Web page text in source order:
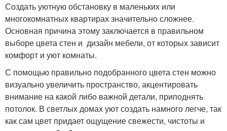
Создать уютную обстановку в маленьких или
многокомнатных квартирах значительно сложнее.
Основная причина этому заключается в правильном
выборе цвета стен и дизайн мебели, от которых зависит
комфорт и уют комнаты.
С помощью правильно подобранного цвета стен можно
визуально увеличить пространство, акцентировать
внимание на какой либо важной детали, приподнять
потолок. В светлых домах уют создать намного легче, так
как сам цвет придает ощущение свежести, чистоты и